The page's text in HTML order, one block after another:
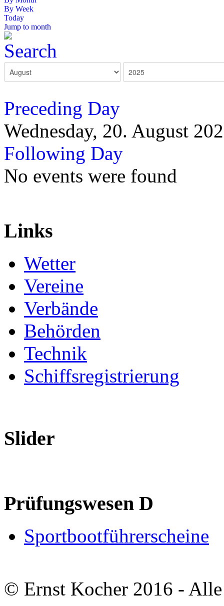
By Week
Today
Jump to month
Preceding Day
Wednesday, 20. August
Following Day
No events were found
Links
Wetter
Vereine
Verbände
Behörden
Technik
Schiffsregistrierung
Slider
Prüfungswesen D
Sportbootführerscheine
© Ernst Kocher 2016 -